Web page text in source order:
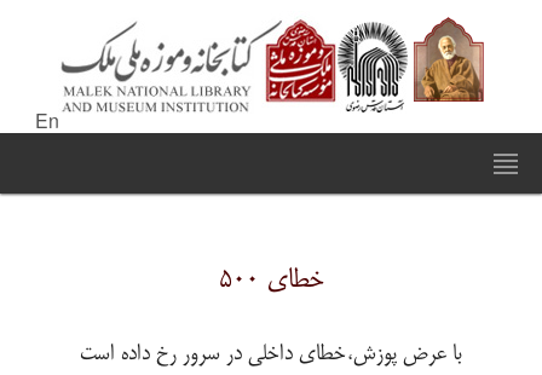
En
خطای ۵۰۰
با عرض پوزش،خطای داخلی در سرور رخ داده است